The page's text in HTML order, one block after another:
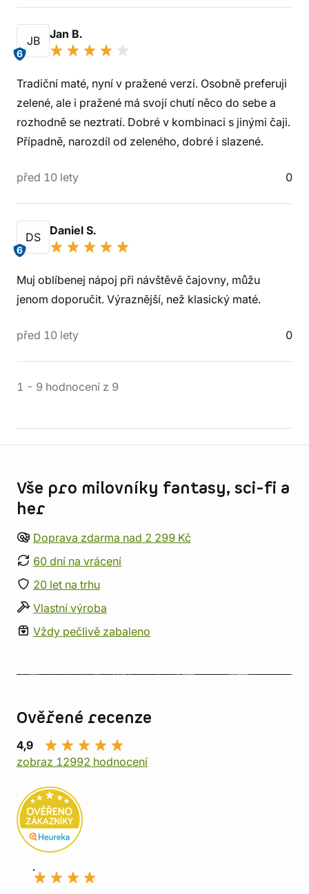
JB
6
Jan B.
Tradiční maté, nyní v pražené verzi. Osobně preferuji
zelené, ale i pražené má svojí chutí něco do sebe a
rozhodně se neztratí. Dobré v kombinaci s jinými čaji.
Případně, narozdíl od zeleného, dobré i slazené.
před 10 lety 0
DS
6
Daniel S.
Muj oblíbenej nápoj při návštěvě čajovny, můžu
jenom doporučit. Výraznější, než klasický maté.
před 10 lety 0
1 - 9 hodnocení z 9
Vše pro milovníky fantasy, sci-fi a
her
Doprava zdarma nad 2 299 Kč
60 dní na vrácení
20 let na trhu
Vlastní výroba
Vždy pečlivě zabaleno
Ověřené recenze
4,9
zobraz 12992 hodnocení